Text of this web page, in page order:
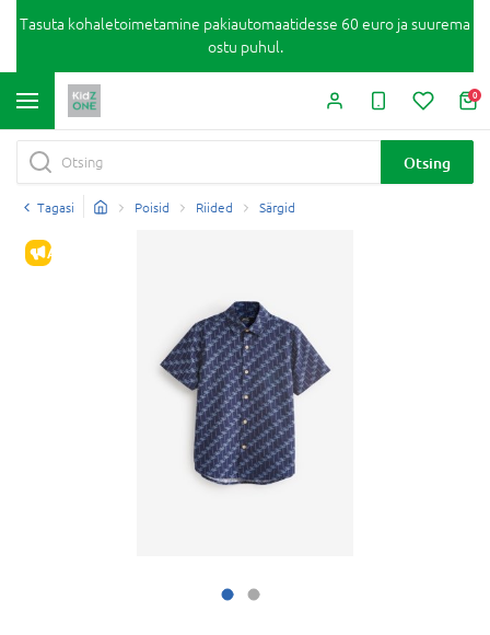
Tasuta kohaletoimetamine pakiautomaatidesse 60 euro ja suurema
ostu puhul.
0
Otsing
Tagasi Poisid Riided Särgid
ALLAHINDLUS